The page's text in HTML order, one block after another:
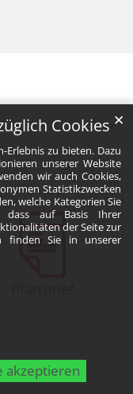
Cookies
zu bieten. Dazu
unserer Website
wir auch Cookies,
Statistikzwecken
welche Kategorien Sie
dass auf Basis Ihrer
der Seite zur
finden Sie in unserer
akzeptieren
✕